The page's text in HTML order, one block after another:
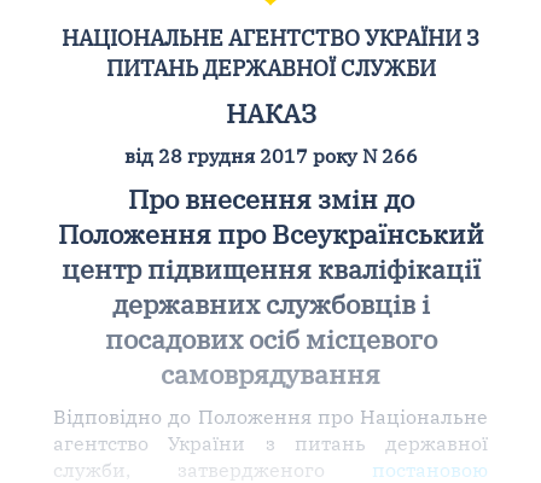
НАЦІОНАЛЬНЕ АГЕНТСТВО УКРАЇНИ З
ПИТАНЬ ДЕРЖАВНОЇ СЛУЖБИ
НАКАЗ
від 28 грудня 2017 року N 266
Про внесення змін до
Положення про Всеукраїнський
центр підвищення кваліфікації
державних службовців і
посадових осіб місцевого
самоврядування
Відповідно до Положення про Національне
агентство України з питань державної
служби, затвердженого постановою